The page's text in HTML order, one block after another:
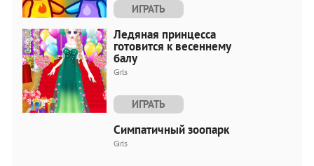
ИГРАТЬ
Ледяная принцесса
готовится к весеннему
балу
Girls
ИГРАТЬ
Симпатичный зоопарк
Girls